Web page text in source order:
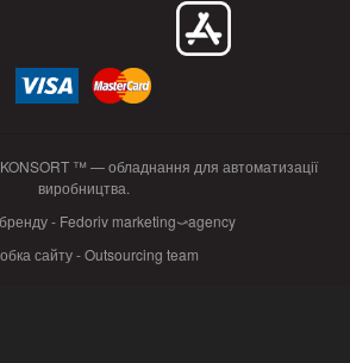
™ — обладнання для автоматизації
виробництва.
- Fedoriv marketing⤻agency
сайту - Outsourcing team